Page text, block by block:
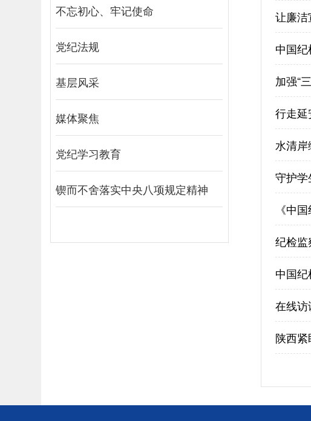
不忘初心、牢记使命
党纪法规
基层风采
媒体聚焦
党纪学习教育
锲而不舍落实中央八项规定精神
让廉
中国
行走
守护学
《中
纪检
中国
在线
陕西